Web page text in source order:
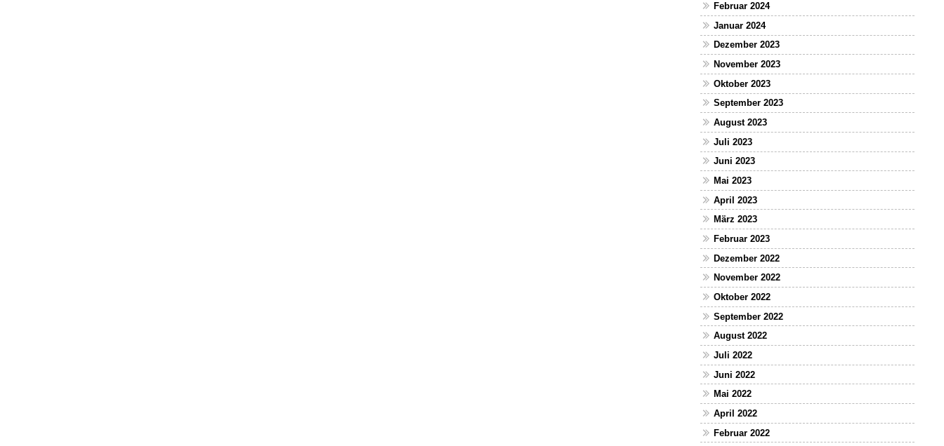
Februar 2024
Januar 2024
Dezember 2023
November 2023
Oktober 2023
September 2023
August 2023
Juli 2023
Juni 2023
Mai 2023
April 2023
März 2023
Februar 2023
Dezember 2022
November 2022
Oktober 2022
September 2022
August 2022
Juli 2022
Juni 2022
Mai 2022
April 2022
Februar 2022